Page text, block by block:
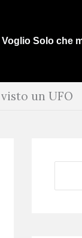
Voglio Solo che
un UFO
e